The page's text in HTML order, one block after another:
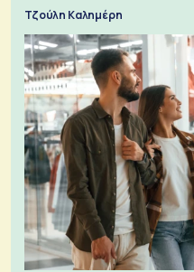
Τζούλη Καλημέρη